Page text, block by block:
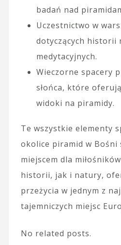
badań nad
Uczestnictwo w
dotyczących
medytacyjnych.
Wieczorne spacery
słońca, które
widoki na piramidy.
Te wszystkie elementy
okolice piramid w Bośni
miejscem dla
historii, jak i natury,
przeżycia w jednym z
tajemniczych miejsc
No related posts.